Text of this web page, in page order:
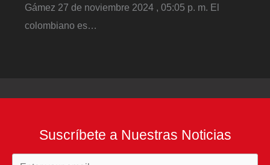
Gámez 27 de noviembre 2024 , 05:05 p. m. El
colombiano es…
Suscríbete a Nuestras Noticias